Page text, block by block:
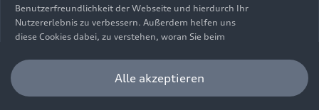
Harmonized Light Vehicles Test Procedure“ (WLTP) gemäß
Verordnung (EG) 715/2007 ermittelt. Zusatzausstattungen und
Zubehör (Anbauteile, Reifenformat usw.) können relevante
Aerodynamik verändern und neben Witterungs- und
Verkehrsbedingungen sowie dem individuellen Fahrverhalten den
Benutzerfreundlichkeit der Webseite und hierdurch Ihr
Nutzererlebnis zu verbessern. Außerdem helfen uns
diese Cookies dabei, zu verstehen, woran Sie beim
unser Angebot optimieren können. Bitte beachten Sie,
dass Sie Ihre Einwilligung bezüglich der Platzierung von
Performance Cookies jederzeit widerrufen können.
Alle akzeptieren